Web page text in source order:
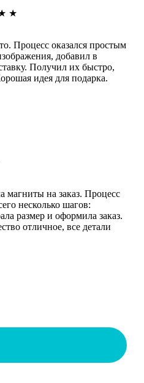
★
Процесс оказался простым
добавил в
Получил их быстро,
идея для подарка.
магниты на заказ. Процесс
несколько шагов:
размер и оформила заказ.
отличное, все детали